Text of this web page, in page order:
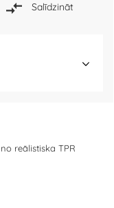
reālistiska TPR
Salīdzināt